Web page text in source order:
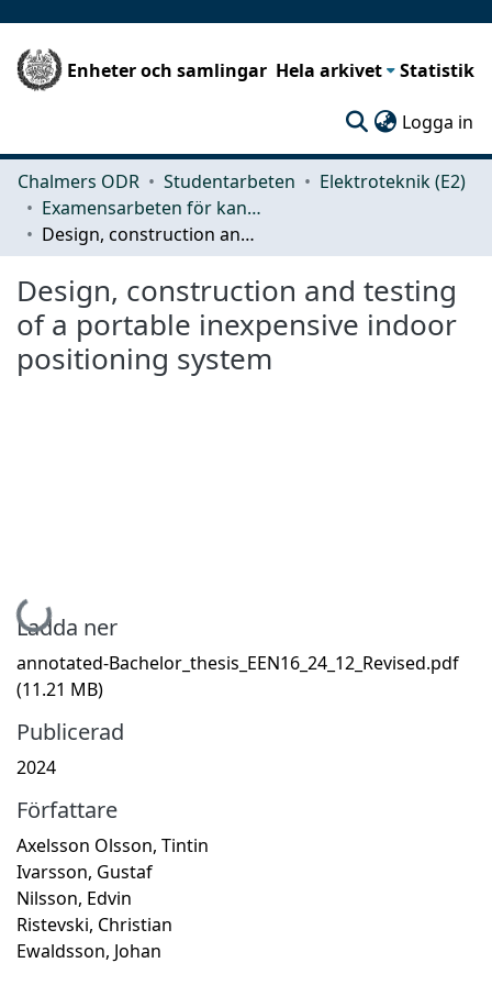
Enheter och samlingar Hela arkivet Statistik
Logga in
Chalmers ODR Studentarbeten
Elektroteknik (E2)
Examensarbeten för kandidatexamen
Design, construction and testing of a portable inexpensive indoor positioning system
Design, construction and testing
of a portable inexpensive indoor
positioning system
Hämtar...
Ladda ner
annotated-Bachelor_thesis_EEN16_24_12_Revised.pdf
(11.21 MB)
Publicerad
2024
Författare
Axelsson Olsson, Tintin
Ivarsson, Gustaf
Nilsson, Edvin
Ristevski, Christian
Ewaldsson, Johan